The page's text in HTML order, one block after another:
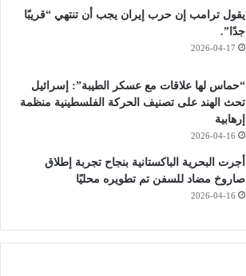
يقول ترامب إن حرب إيران يجب أن تنتهي “قريبًا
جدًا”.
2026-04-17
“حماس لها علاقات مع عسكر الطيبة”: إسرائيل
تحث الهند على تصنيف الحركة الفلسطينية منظمة
إرهابية
2026-04-16
أجرت البحرية الباكستانية بنجاح تجربة إطلاق
صاروخ مضاد للسفن تم تطويره محليًا
2026-04-16